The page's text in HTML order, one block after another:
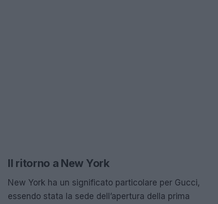
Il ritorno a New York
New York ha un significato particolare per Gucci,
essendo stata la sede dell’apertura della prima